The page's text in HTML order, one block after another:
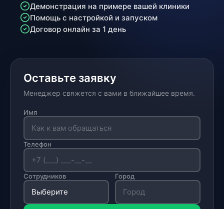
Демонстрация на примере вашей клиники
Помощь с настройкой и запуском
Договор онлайн за 1 день
Оставьте заявку
Менеджер свяжется с вами в ближайшее время.
Имя
Телефон
Сотрудников Город